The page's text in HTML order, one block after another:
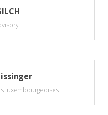
luxembourgeoises